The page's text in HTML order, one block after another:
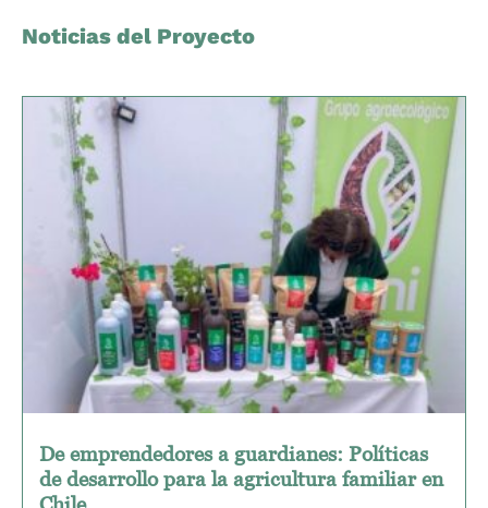
Noticias del Proyecto
De emprendedores a guardianes: Políticas
de desarrollo para la agricultura familiar en
Chile